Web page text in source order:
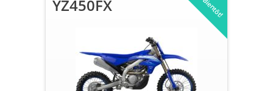
YZ450FX